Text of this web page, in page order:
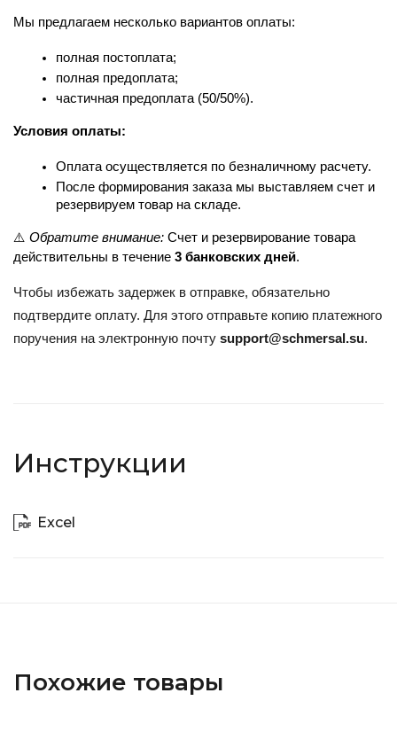
Мы предлагаем несколько вариантов оплаты:
полная постоплата;
полная предоплата;
частичная предоплата (50/50%).
Условия оплаты:
Оплата осуществляется по безналичному расчету.
После формирования заказа мы выставляем счет и
резервируем товар на складе.
⚠️ Обратите внимание: Счет и резервирование товара
действительны в течение 3 банковских дней.
Чтобы избежать задержек в отправке, обязательно
подтвердите оплату. Для этого отправьте копию платежного
поручения на электронную почту support@schmersal.su.
Инструкции
Excel
Похожие товары